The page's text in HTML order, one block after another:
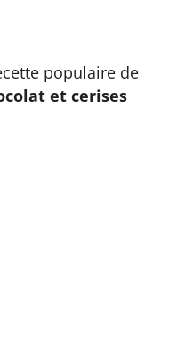
populaire de
et cerises